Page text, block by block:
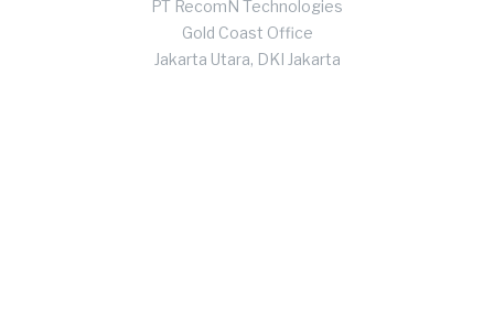
PT RecomN Technologies
Gold Coast Office
Jakarta Utara, DKI Jakarta